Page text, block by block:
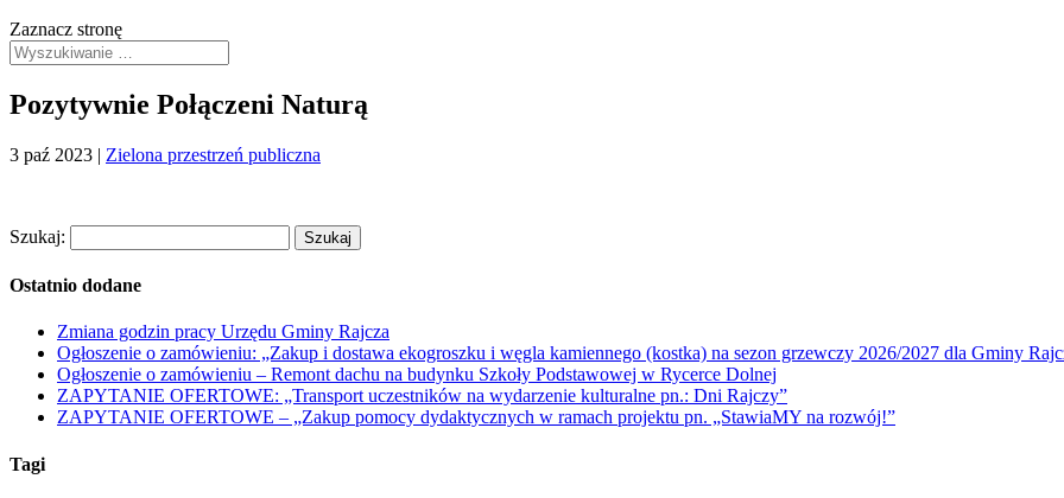
Zaznacz stronę
Pozytywnie Połączeni Naturą
3 paź 2023 | Zielona przestrzeń publiczna
Szukaj:
Ostatnio dodane
Zmiana godzin pracy Urzędu Gminy Rajcza
Ogłoszenie o zamówieniu: „Zakup i dostawa ekogroszku i węgla kamiennego (kostka) na sezon grzewczy 2026/2027 dla Gminy
Ogłoszenie o zamówieniu – Remont dachu na budynku Szkoły Podstawowej w Rycerce Dolnej
ZAPYTANIE OFERTOWE: „Transport uczestników na wydarzenie kulturalne pn.: Dni Rajczy”
ZAPYTANIE OFERTOWE – „Zakup pomocy dydaktycznych w ramach projektu pn. „StawiaMY na rozwój!”
Tagi